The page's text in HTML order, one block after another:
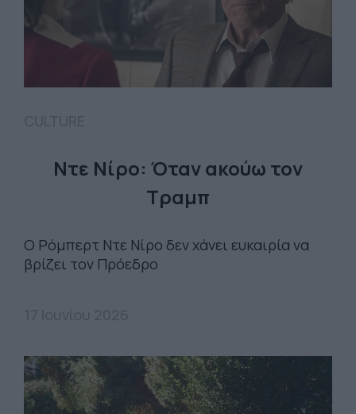
Ντε Νίρο: Όταν ακούω τον
Τραμπ
Ο Ρόμπερτ Ντε Νίρο δεν χάνει ευκαιρία να
βρίζει τον Πρόεδρο